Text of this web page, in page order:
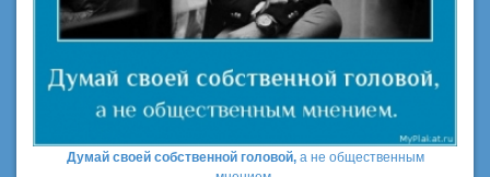
Думай своей собственной головой,а не общественным